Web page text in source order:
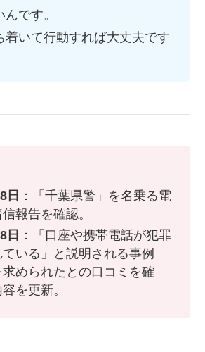
んです。
着いて行動すれば大丈夫です
日 ：「千葉県警」を名乗る電
報告を確認。
日 ：「口座や携帯電話が犯罪
いる」と説明される事例
められたとの口コミを確
を更新。